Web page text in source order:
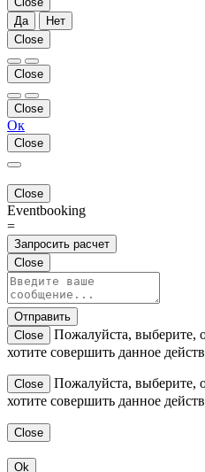
Да
Нет
Close
Close
Close
Ок
Close
Close
Eventbooking
=
Запросить расчет
Close
Отправить
Close
Пожалуйста, выберите,
хотите совершить данное
Close
Пожалуйста, выберите,
хотите совершить данное
Close
Ok